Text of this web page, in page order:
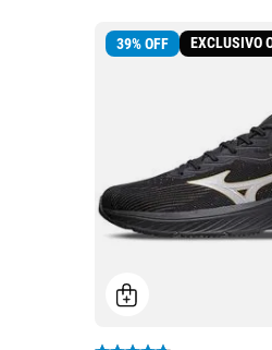
39%OFF EXCLUSIVO